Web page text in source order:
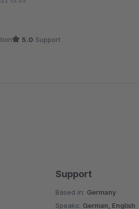
5.0 Support
Support
Based in: Germany
Speaks: German, English